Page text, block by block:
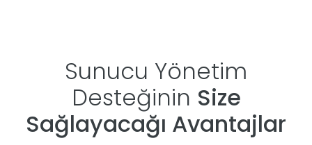
Sunucu Yönetim
Desteğinin Size
Sağlayacağı Avantajlar